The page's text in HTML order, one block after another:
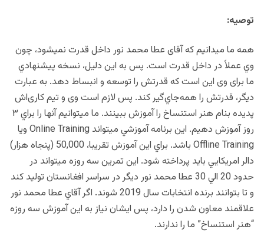
توصيه:
همه ما ميدانيم كه آقای عطا محمد نور داخل قدرت نميشود، چون
وي عملاً در داخل قدرت است. پس به اين دليل، نسخه پيشنهادي
ما برای وی اين است كه قدرتش را توسعه و انبساط دهد. به عبارت
ديگر، قدرتش را همه‌جاي‌گير كند. پس لازم است وی و تيم كاری‌اش
پديده بنام هنر استنساخ را آموزش ببينند. ما ميتوانيم آنها را براي ٣
روز آموزش دهيم. اين برنامه آموزشي ميتواند Online Training ويا
Offline Training باشد. براي اين آموزش تقريبا، 50,000 (پنجاه هزار)
دالر امريكايي بايد پرداخته شود. اين تمرين سه روزه ميتواند در
حدود 20 الي 30 عطا محمد نور ديگر در سراسر افغانستان توليد كند
و تا بتوانند برنده انتخابات سال 2019 شوند. اگر آقاي عطا محمد نور
علاقمند معاون شدن را دارد، پس ايشان نياز به اين آموزش سه روزه
“هنر استنساخ” ما را ندارند.